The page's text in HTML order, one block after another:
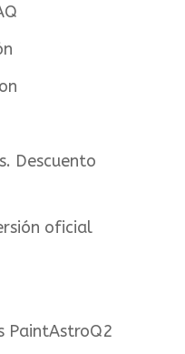
Descuento
oficial
PaintAstroQ2